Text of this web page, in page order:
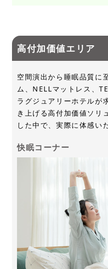
高付加価値エリア
空間演出から睡眠品質に
ム、NELLマットレス、
ラグジュアリーホテルが
き上げる高付加価値ソリ
した中で、実際に体感い
快眠コーナー